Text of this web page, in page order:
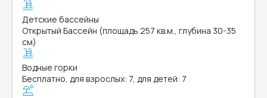
Детские бассейны
Открытый Бассейн (площадь 257 кв.м., глубина 30-35
см)
Водные горки
Бесплатно, для взрослых: 7, для детей: 7